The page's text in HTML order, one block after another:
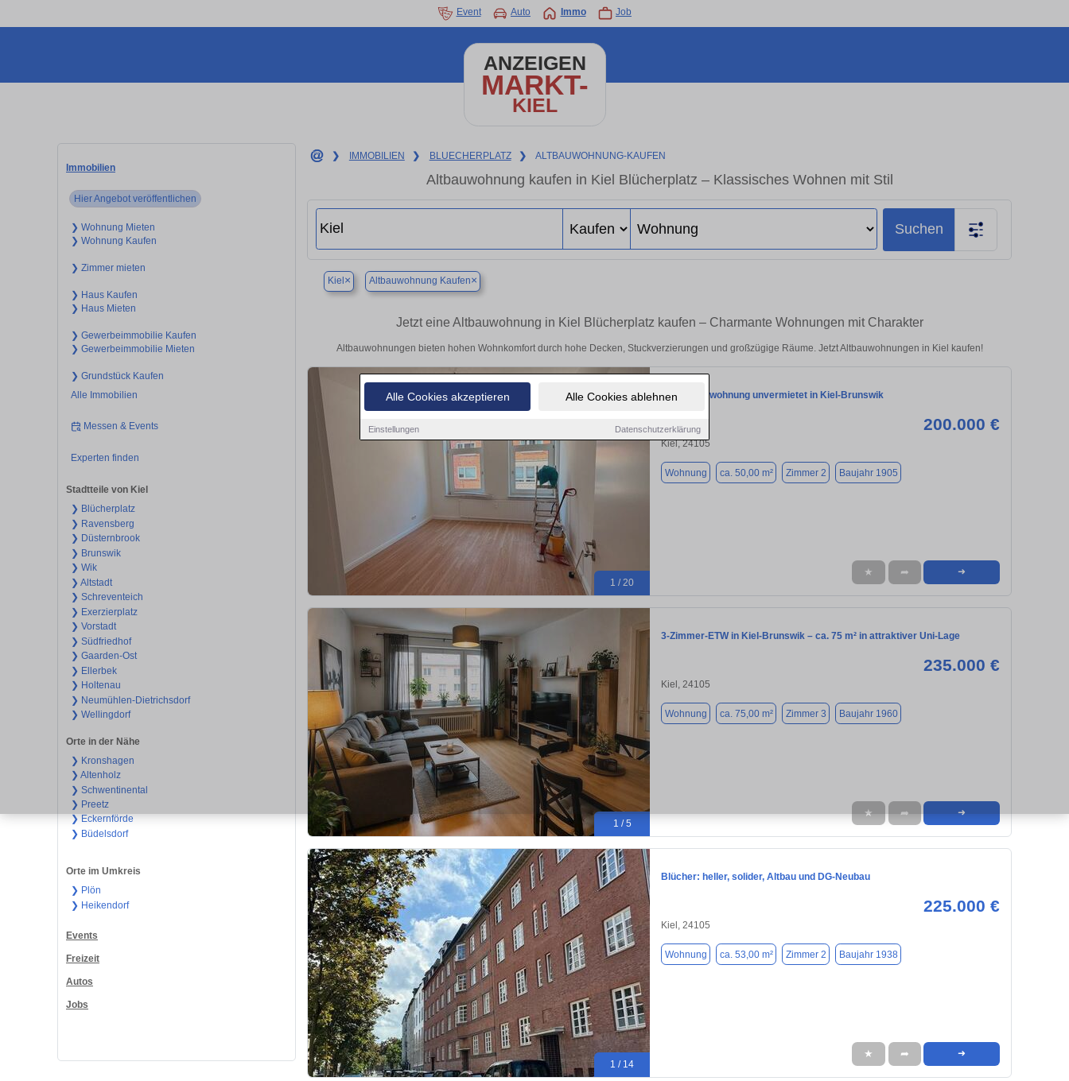
Alle Cookies akzeptieren Alle Cookies ablehnen
Einstellungen Datenschutzerklärung
Event Auto Immo Job
ANZEIGEN
MARKT-
KIEL
Immobilien
Hier Angebot veröffentlichen
❯ Wohnung Mieten
❯ Wohnung Kaufen
❯ Zimmer mieten
❯ Haus Kaufen
❯ Haus Mieten
❯ Gewerbeimmobilie Kaufen
❯ Gewerbeimmobilie Mieten
❯ Grundstück Kaufen
Alle Immobilien
Messen & Events
Experten finden
Stadtteile von Kiel
❯ Blücherplatz
❯ Ravensberg
❯ Düsternbrook
❯ Brunswik
❯ Wik
❯ Altstadt
❯ Schreventeich
❯ Exerzierplatz
❯ Vorstadt
❯ Südfriedhof
❯ Gaarden-Ost
❯ Ellerbek
❯ Holtenau
❯ Neumühlen-Dietrichsdorf
❯ Wellingdorf
Orte in der Nähe
❯ Kronshagen
❯ Altenholz
❯ Schwentinental
❯ Preetz
❯ Eckernförde
❯ Büdelsdorf
Orte im Umkreis
❯ Plön
❯ Heikendorf
Events
Freizeit
Autos
Jobs
❯ IMMOBILIEN ❯ BLUECHERPLATZ ❯ ALTBAUWOHNUNG-KAUFEN
Altbauwohnung kaufen in Kiel Blücherplatz – Klassisches Wohnen mit Stil
Suchen
Kiel × Altbauwohnung Kaufen×
Jetzt eine Altbauwohnung in Kiel Blücherplatz kaufen – Charmante Wohnungen mit Charakter
Altbauwohnungen bieten hohen Wohnkomfort durch hohe Decken, Stuckverzierungen und großzügige Räume. Jetzt Altbauwohnungen in Kiel kaufen!
1 / 20
Eigentumswohnung unvermietet in Kiel-Brunswik
200.000 €
Kiel, 24105
Wohnung ca. 50,00 m² Zimmer 2 Baujahr 1905
★ ➦ ➜
1 / 5
3-Zimmer-ETW in Kiel-Brunswik – ca. 75 m² in attraktiver Uni-Lage
235.000 €
Kiel, 24105
Wohnung ca. 75,00 m² Zimmer 3 Baujahr 1960
★ ➦ ➜
1 / 14
Blücher: heller, solider, Altbau und DG-Neubau
225.000 €
Kiel, 24105
Wohnung ca. 53,00 m² Zimmer 2 Baujahr 1938
★ ➦ ➜